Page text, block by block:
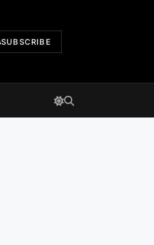
SUBSCRIBE